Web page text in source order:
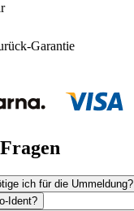
Garantie
ich für die Ummeldung?
Ident?